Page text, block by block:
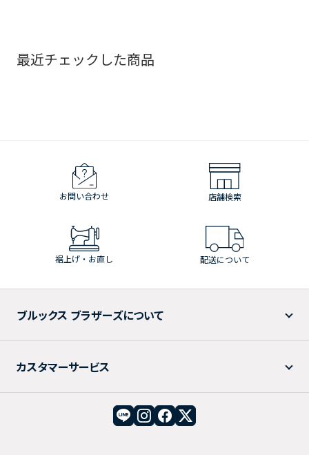
最近チェックした商品
お問い合わせ 店舗検索
裾上げ・お直し 配送について
ブルックス ブラザーズについて
カスタマーサービス